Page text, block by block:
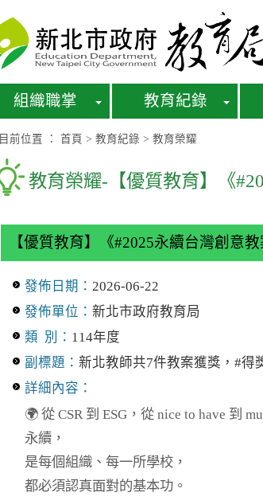
組織職掌 教育紀錄
目前位置 ： 首頁 > 教育紀錄 > 教育榮耀
教育榮耀-【優質教育】《
【優質教育】《#2025永續台灣創意
發佈日期： 2026-06-22
發佈單位： 新北市政府教育局
類 別： 114年度
副標題： 新北教師共7件教案獲獎，#得
詳細內容：
🌍 從 CSR 到 ESG，從 nice to have 到
永續，
是每個組織、每一所學校，
都必須認真面對的基本功。